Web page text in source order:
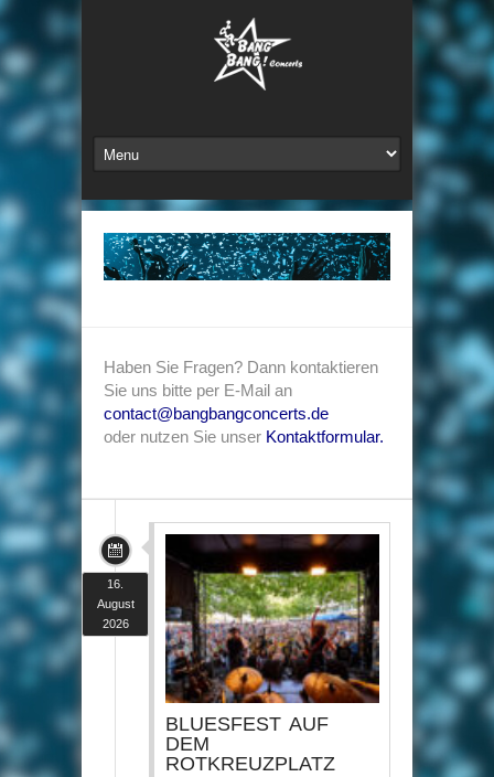
Haben Sie Fragen? Dann kontaktieren
Sie uns bitte per E-Mail an
contact@bangbangconcerts.de
oder nutzen Sie unser Kontaktformular.
16.
August
2026
BLUESFEST AUF
DEM
ROTKREUZPLATZ